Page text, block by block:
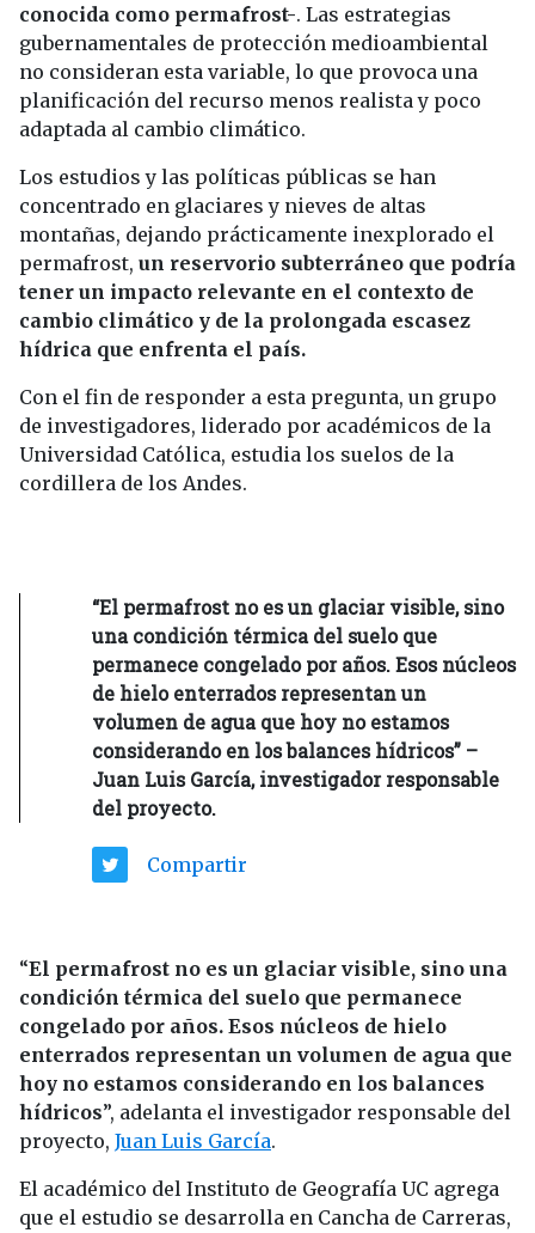
conocida como permafrost-. Las estrategias
gubernamentales de protección medioambiental
no consideran esta variable, lo que provoca una
planificación del recurso menos realista y poco
adaptada al cambio climático.
Los estudios y las políticas públicas se han
concentrado en glaciares y nieves de altas
montañas, dejando prácticamente inexplorado el
permafrost, un reservorio subterráneo que podría
tener un impacto relevante en el contexto de
cambio climático y de la prolongada escasez
hídrica que enfrenta el país.
Con el fin de responder a esta pregunta, un grupo
de investigadores, liderado por académicos de la
Universidad Católica, estudia los suelos de la
cordillera de los Andes.
“El permafrost no es un glaciar visible, sino
una condición térmica del suelo que
permanece congelado por años. Esos núcleos
de hielo enterrados representan un
volumen de agua que hoy no estamos
considerando en los balances hídricos” –
Juan Luis García, investigador responsable
del proyecto.
Compartir
“El permafrost no es un glaciar visible, sino una
condición térmica del suelo que permanece
congelado por años. Esos núcleos de hielo
enterrados representan un volumen de agua que
hoy no estamos considerando en los balances
hídricos”, adelanta el investigador responsable del
proyecto, Juan Luis García.
El académico del Instituto de Geografía UC agrega
que el estudio se desarrolla en Cancha de Carreras,